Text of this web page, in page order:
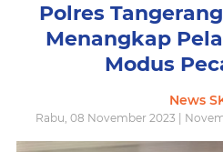
Polres
Menangkap
Modus
News
Rabu, 08 November 2023 |